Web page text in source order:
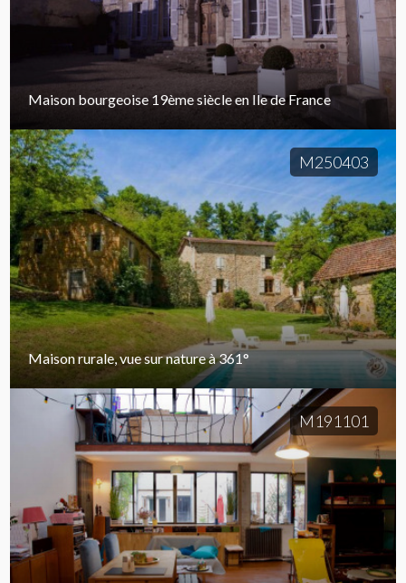
Maison bourgeoise 19ème siècle en Ile de France
M250403
Maison rurale, vue sur nature à 361°
M191101